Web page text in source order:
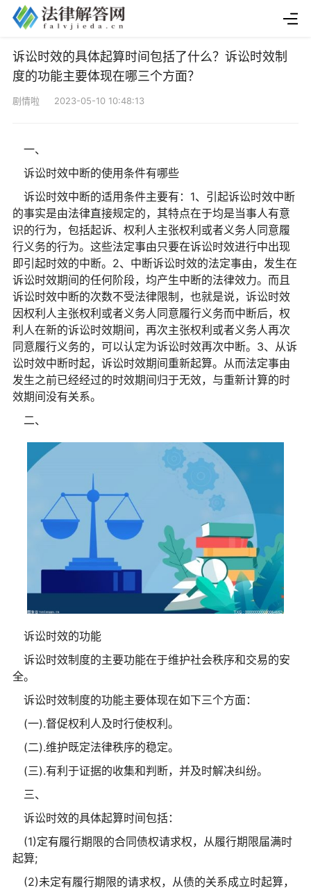
诉讼时效的具体起算时间包括了什么？诉讼时效制
度的功能主要体现在哪三个方面？
剧情啦 2023-05-10 10:48:13
一、
诉讼时效中断的使用条件有哪些
诉讼时效中断的适用条件主要有：1、引起诉讼时效中断
的事实是由法律直接规定的，其特点在于均是当事人有意
识的行为，包括起诉、权利人主张权利或者义务人同意履
行义务的行为。这些法定事由只要在诉讼时效进行中出现
即引起时效的中断。2、中断诉讼时效的法定事由，发生在
诉讼时效期间的任何阶段，均产生中断的法律效力。而且
诉讼时效中断的次数不受法律限制，也就是说，诉讼时效
因权利人主张权利或者义务人同意履行义务而中断后，权
利人在新的诉讼时效期间，再次主张权利或者义务人再次
同意履行义务的，可以认定为诉讼时效再次中断。3、从诉
讼时效中断时起，诉讼时效期间重新起算。从而法定事由
发生之前已经经过的时效期间归于无效，与重新计算的时
效期间没有关系。
二、
诉讼时效的功能
诉讼时效制度的主要功能在于维护社会秩序和交易的安
全。
诉讼时效制度的功能主要体现在如下三个方面：
(一).督促权利人及时行使权利。
(二).维护既定法律秩序的稳定。
(三).有利于证据的收集和判断，并及时解决纠纷。
三、
诉讼时效的具体起算时间包括：
(1)定有履行期限的合同债权请求权，从履行期限届满时
起算;
(2)未定有履行期限的请求权，从债的关系成立时起算，